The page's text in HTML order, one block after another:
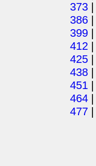
373 |
386 |
399 |
412 |
425 |
438 |
451 |
464 |
477 |